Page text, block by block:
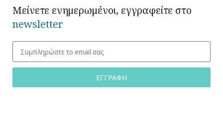
Μείνετε ενημερωμένοι, εγγραφείτε στο
newsletter
ΕΓΓΡΑΦΗ